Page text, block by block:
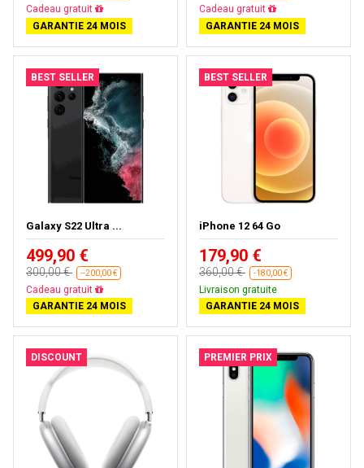
Presque épuisé
GARANTIE 24 MOIS
Livraison gratuite
GARANTIE 24 MOIS
BEST SELLER
Galaxy S22 Ultra ...
499,90 €
300,00 € --200,00 €
Presque épuisé
GARANTIE 24 MOIS
BEST SELLER
iPhone 12 64 Go
179,90 €
360,00 € -180,00 €
Livraison gratuite
GARANTIE 24 MOIS
DISCOUNT PREMIER PRIX